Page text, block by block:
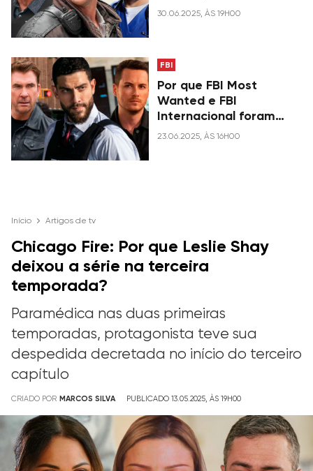
compartilham o
30.06.2025, ÀS 19H00
FBI
Por que FBI Most
Wanted e FBI
Internacional foram
cancelados?
23.06.2025, ÀS 16H00
Início Artigos de tv
Chicago Fire: Por que Leslie Shay
deixou a série na terceira
temporada?
Paramédica nas duas primeiras
temporadas, protagonista teve sua
despedida decretada no início do terceiro
capítulo
CRIADO POR MARCOS SILVA PUBLICADO 13.05.2025, ÀS 19H00